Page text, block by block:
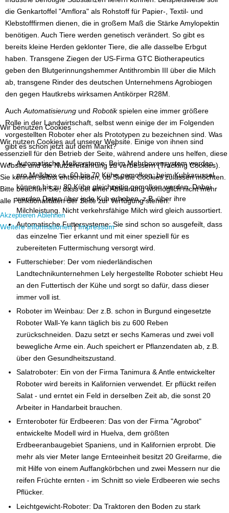
die Genkartoffel "Amflora" als Rohstoff für Papier-, Textil- und
Klebstofffirmen dienen, die in großem Maß die Stärke Amylopektin
benötigen. Auch Tiere werden genetisch verändert. So gibt es
bereits kleine Herden geklonter Tiere, die alle dasselbe Erbgut
haben. Transgene Ziegen der US-Firma GTC Biotherapeutics
geben den Blutgerinnungshemmer Antithrombin III über die Milch
ab, transgene Rinder des deutschen Unternehmens Agrobiogen
den gegen Hautkrebs wirksamen Antikörper R28M.
Auch Automatisierung und Robotikspielen eine immer größere
Rolle in der Landwirtschaft, selbst wenn einige der im Folgenden
vorgestellten Roboter eher als Prototypen zu bezeichnen sind. Was
gibt es schon jetzt auf dem Markt?
Automatische Melksysteme: Beim Mehrboxensystem werden
pro Melkbox ca. 60 bis 70 Kühe gemolken; beim Kuhkarussel
können bis zu 80 Kühe gleichzeitig gemolken werden. Dabei
werden Daten über jede Kuh erhoben, z.B. über ihre
Milchleistung. Nicht verkehrsfähige Milch wird gleich aussortiert.
Automatische Futtersysteme: Sie sind schon so ausgefeilt, dass
das einzelne Tier erkannt und mit einer speziell für es
zubereiteten Futtermischung versorgt wird.
Futterschieber: Der vom niederländischen
Landtechnikunternehmen Lely hergestellte Roboter schiebt Heu
an den Futtertisch der Kühe und sorgt so dafür, dass dieser
immer voll ist.
Roboter im Weinbau: Der z.B. schon in Burgund eingesetzte
Roboter Wall-Ye kann täglich bis zu 600 Reben
zurückschneiden. Dazu setzt er sechs Kameras und zwei voll
bewegliche Arme ein. Auch speichert er Pflanzendaten ab, z.B.
über den Gesundheitszustand.
Salatroboter: Ein von der Firma Tanimura & Antle entwickelter
Roboter wird bereits in Kalifornien verwendet. Er pflückt reifen
Salat - und erntet ein Feld in derselben Zeit ab, die sonst 20
Arbeiter in Handarbeit brauchen.
Ernteroboter für Erdbeeren: Das von der Firma "Agrobot"
entwickelte Modell wird in Huelva, dem größten
Erdbeeranbaugebiet Spaniens, und in Kalifornien erprobt. Die
mehr als vier Meter lange Ernteeinheit besitzt 20 Greifarme, die
mit Hilfe von einem Auffangkörbchen und zwei Messern nur die
reifen Früchte ernten - im Schnitt so viele Erdbeeren wie sechs
Pflücker.
Leichtgewicht-Roboter: Da Traktoren den Boden zu stark
Wir benutzen Cookies
Wir nutzen Cookies auf unserer Website. Einige von ihnen sind
essenziell für den Betrieb der Seite, während andere uns helfen, diese
Website und die Nutzererfahrung zu verbessern (Tracking Cookies).
Sie können selbst entscheiden, ob Sie die Cookies zulassen möchten.
Bitte beachten Sie, dass bei einer Ablehnung womöglich nicht mehr
alle Funktionalitäten der Seite zur Verfügung stehen.
Akzeptieren Ablehnen
Weitere Informationen|Impressum